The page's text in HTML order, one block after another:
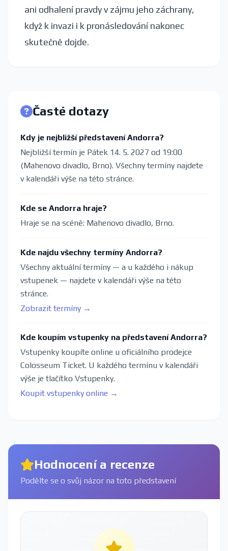
ani odhalení pravdy v zájmu jeho záchrany,
když k invazi i k pronásledování nakonec
skutečně dojde.
Časté dotazy
Kdy je nejbližší představení Andorra?
Nejbližší termín je Pátek 14. 5. 2027 od 19:00
(Mahenovo divadlo, Brno). Všechny termíny najdete
v kalendáři výše na této stránce.
Kde se Andorra hraje?
Hraje se na scéně: Mahenovo divadlo, Brno.
Kde najdu všechny termíny Andorra?
Všechny aktuální termíny — a u každého i nákup
vstupenek — najdete v kalendáři výše na této
stránce.
Zobrazit termíny →
Kde koupím vstupenky na představení Andorra?
Vstupenky koupíte online u oficiálního prodejce
Colosseum Ticket. U každého termínu v kalendáři
výše je tlačítko Vstupenky.
Koupit vstupenky online →
Hodnocení a recenze
Podělte se o svůj názor na toto představení